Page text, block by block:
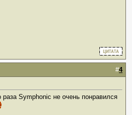
#4
Symphonic не очень понравился